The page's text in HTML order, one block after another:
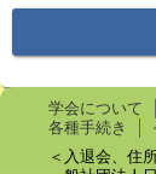
学会について
各種手続き
＜入退会、住